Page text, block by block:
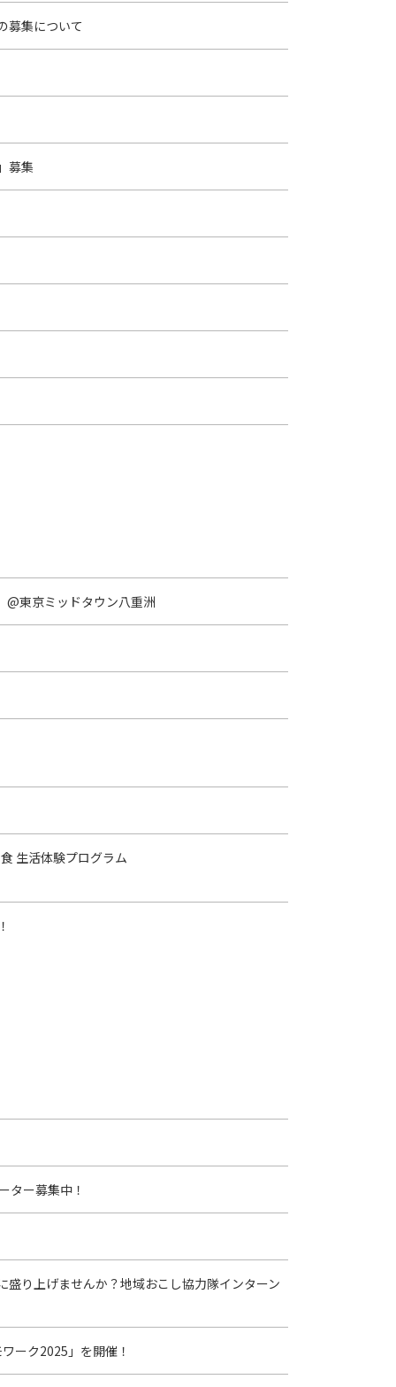
募集について
募集
@東京ミッドタウン八重洲
生活体験プログラム
ター募集中！
盛り上げませんか？地域おこし協力隊インターン
ーク2025」を開催！